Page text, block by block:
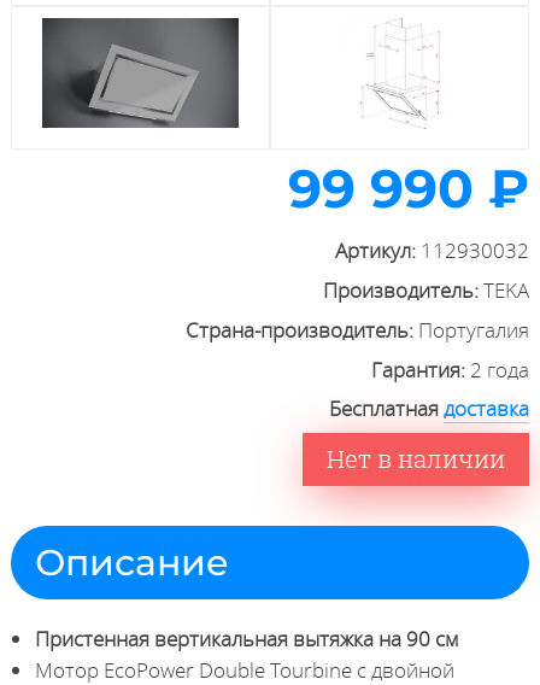
99 990 ₽
Артикул: 112930032
Производитель:TEKA
Страна-производитель: Португалия
Гарантия: 2 года
Бесплатнаядоставка
Нет в наличии
Описание
Пристенная вертикальная вытяжка на 90 см
Мотор EcoPower Double Tourbine с двойной